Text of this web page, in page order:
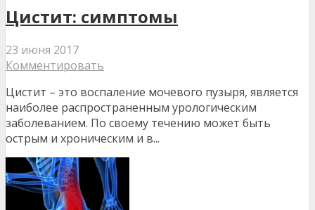
Цистит: симптомы
23 июня 2017
Комментировать
Цистит – это воспаление мочевого пузыря, является
наиболее распространенным урологическим
заболеванием. По своему течению может быть
острым и хроническим и в...